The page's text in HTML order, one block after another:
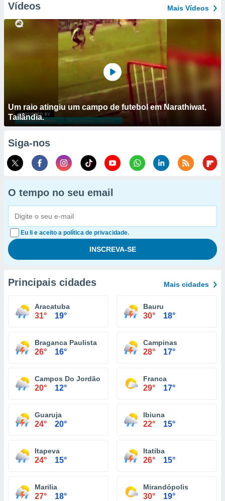
Vídeos Mais Vídeos
Um raio atingiu um campo de futebol em Narathiwat,
Tailândia.
Siga-nos
O tempo no seu email
Eu li e aceito a política de privacidade.
Principais cidades Mais cidades
Aracatuba
31° 19°
Bauru
30° 18°
Braganca Paulista
26° 16°
Campinas
28° 17°
Campos Do Jordão
20° 12°
Franca
29° 17°
Guaruja
24° 20°
Ibiuna
22° 15°
Itapeva
24° 15°
Itatiba
26° 15°
Marilia
27° 18°
Mirandópolis
30° 19°